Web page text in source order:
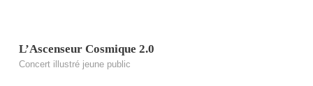
L’Ascenseur Cosmique 2.0
Concert illustré jeune public